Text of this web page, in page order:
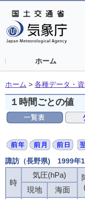
ホーム
ホーム > 各種データ・
１時間ごとの値
諏訪（長野県) 1999年
時
気圧(hPa)
現地
海面
時
気圧(hPa)
現地
海面
時
気圧(hPa)
現地
海面
時
気圧(hPa)
現地
海面